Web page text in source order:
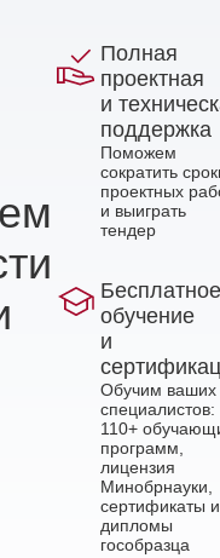
Полная
проектная
и
поддержка
Поможем
сократить
проектных
и выиграть
тендер
Бесплатное
обучение
и
Обучим ваших
специалистов:
110+
программ,
лицензия
Минобрнауки,
сертификаты и
дипломы
гособразца